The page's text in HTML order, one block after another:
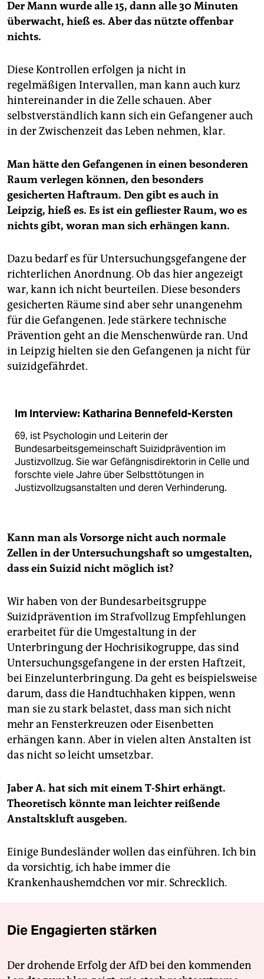
Der Mann wurde alle 15, dann alle 30 Minuten
überwacht, hieß es. Aber das nützte offenbar
nichts.
Diese Kontrollen erfolgen ja nicht in
regelmäßigen Intervallen, man kann auch kurz
hintereinander in die Zelle schauen. Aber
selbstverständlich kann sich ein Gefangener auch
in der Zwischenzeit das Leben nehmen, klar.
Man hätte den Gefangenen in einen besonderen
Raum verlegen können, den besonders
gesicherten Haftraum. Den gibt es auch in
Leipzig, hieß es. Es ist ein gefliester Raum, wo es
nichts gibt, woran man sich erhängen kann.
Dazu bedarf es für Untersuchungsgefangene der
richterlichen Anordnung. Ob das hier angezeigt
war, kann ich nicht beurteilen. Diese besonders
gesicherten Räume sind aber sehr unangenehm
für die Gefangenen. Jede stärkere technische
Prävention geht an die Menschenwürde ran. Und
in Leipzig hielten sie den Gefangenen ja nicht für
suizidgefährdet.
Im Interview: Katharina Bennefeld-Kersten
69, ist Psychologin und Leiterin der
Bundesarbeitsgemeinschaft Suizidprävention im
Justizvollzug. Sie war Gefängnisdirektorin in Celle und
forschte viele Jahre über Selbsttötungen in
Justizvollzugsanstalten und deren Verhinderung.
Kann man als Vorsorge nicht auch normale
Zellen in der Untersuchungshaft so umgestalten,
dass ein Suizid nicht möglich ist?
Wir haben von der Bundesarbeitsgruppe
Suizidprävention im Strafvollzug Empfehlungen
erarbeitet für die Umgestaltung in der
Unterbringung der Hochrisikogruppe, das sind
Untersuchungsgefangene in der ersten Haftzeit,
bei Einzelunterbringung. Da geht es beispielsweise
darum, dass die Handtuchhaken kippen, wenn
man sie zu stark belastet, dass man sich nicht
mehr an Fensterkreuzen oder Eisenbetten
erhängen kann. Aber in vielen alten Anstalten ist
das nicht so leicht umsetzbar.
Jaber A. hat sich mit einem T-Shirt erhängt.
Theoretisch könnte man leichter reißende
Anstaltskluft ausgeben.
Einige Bundesländer wollen das einführen. Ich bin
da vorsichtig, ich habe immer die
Krankenhaushemdchen vor mir. Schrecklich.
Die Engagierten stärken
Der drohende Erfolg der AfD bei den kommenden